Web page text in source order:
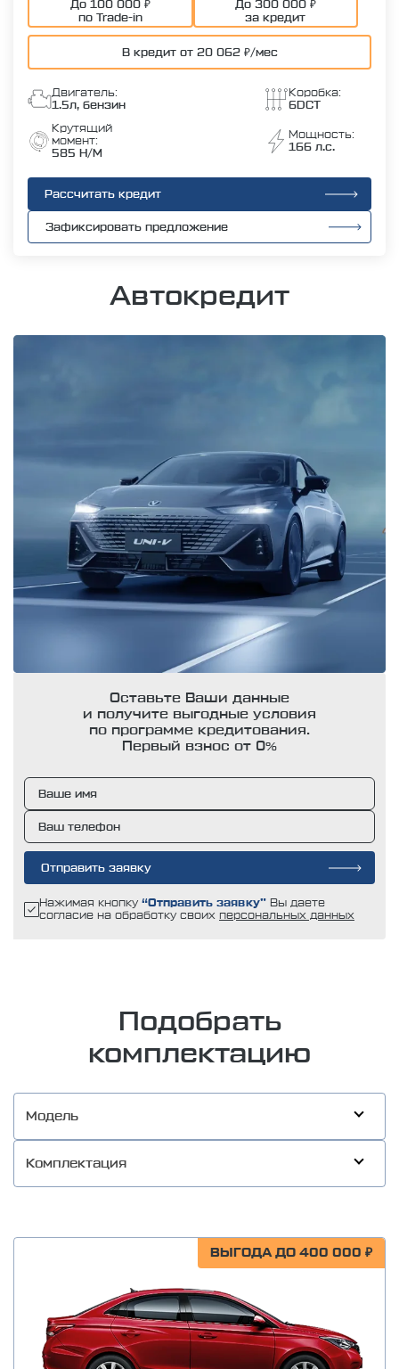
До 100 000 ₽
по Trade-in
До 300 000 ₽
за кредит
В кредит от 20 062 ₽/мес
Двигатель:
1.5л, бензин
Коробка:
6DCT
Крутящий
момент:
585 Н/М
Мощность:
166 л.с.
Рассчитать кредит
Зафиксировать предложение
Автокредит
Оставьте Ваши данные
и получите выгодные условия
по программе кредитования.
Первый взнос от 0%
Отправить заявку
Нажимая кнопку “Отправить заявку” Вы даете
согласие на обработку своих персональных данных
Подобрать
комплектацию
Модель
Комплектация
ВЫГОДА ДО 400 000 ₽